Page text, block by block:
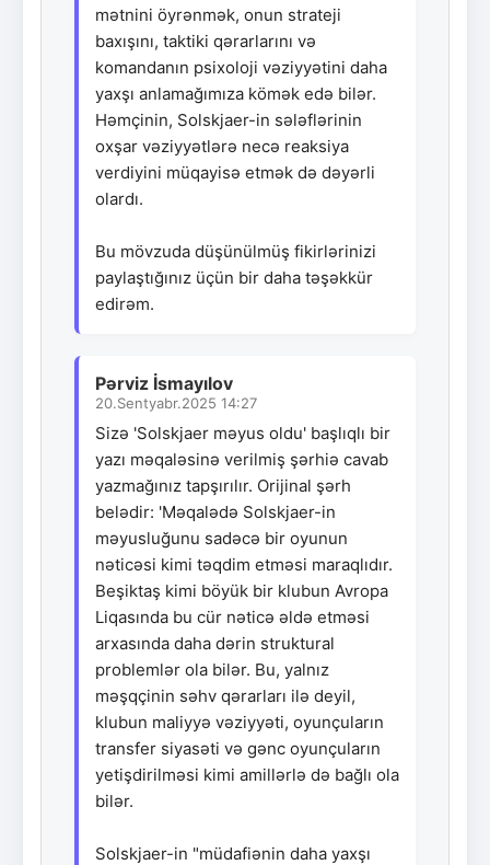
mətnini öyrənmək, onun strateji
baxışını, taktiki qərarlarını və
komandanın psixoloji vəziyyətini daha
yaxşı anlamağımıza kömək edə bilər.
Həmçinin, Solskjaer-in sələflərinin
oxşar vəziyyətlərə necə reaksiya
verdiyini müqayisə etmək də dəyərli
olardı.
Bu mövzuda düşünülmüş fikirlərinizi
paylaştığınız üçün bir daha təşəkkür
edirəm.
Pərviz İsmayılov
20.Sentyabr.2025 14:27
Sizə 'Solskjaer məyus oldu' başlıqlı bir
yazı məqaləsinə verilmiş şərhiə cavab
yazmağınız tapşırılır. Orijinal şərh
belədir: 'Məqalədə Solskjaer-in
məyusluğunu sadəcə bir oyunun
nəticəsi kimi təqdim etməsi maraqlıdır.
Beşiktaş kimi böyük bir klubun Avropa
Liqasında bu cür nəticə əldə etməsi
arxasında daha dərin struktural
problemlər ola bilər. Bu, yalnız
məşqçinin səhv qərarları ilə deyil,
klubun maliyyə vəziyyəti, oyunçuların
transfer siyasəti və gənc oyunçuların
yetişdirilməsi kimi amillərlə də bağlı ola
bilər.
Solskjaer-in "müdafiənin daha yaxşı